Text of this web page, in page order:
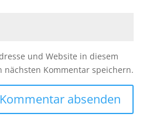
und Website in diesem
nächsten Kommentar speichern.